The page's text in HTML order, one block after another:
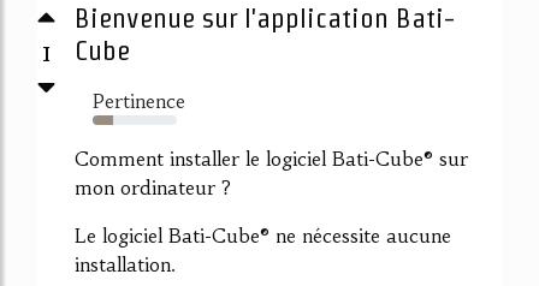
1
Bienvenue sur l'application Bati-
Cube
Pertinence
24%
Comment installer le logiciel Bati-Cube® sur
mon ordinateur ?
Le logiciel Bati-Cube® ne nécessite aucune
installation.